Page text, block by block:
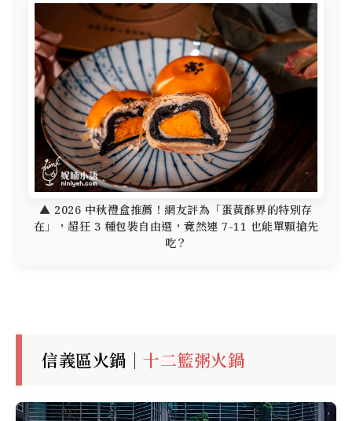
▲ 2026 中秋禮盒推薦！網友評為「蛋黃酥界的特別存
在」，超狂 3 種包裝自由選，竟然連 7-11 也能單顆搶先
吃？
信義區火鍋｜十二籃粥火鍋